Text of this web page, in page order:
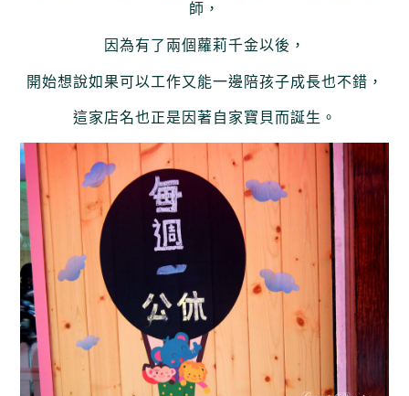
師，
因為有了兩個蘿莉千金以後，
開始想說如果可以工作又能一邊陪孩子成長也不錯，
這家店名也正是因著自家寶貝而誕生。